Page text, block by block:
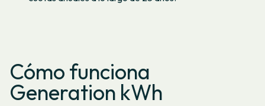
Cómo funciona
Generation kWh